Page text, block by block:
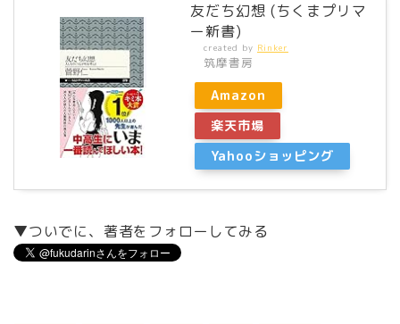
友だち幻想 (ちくまプリマ
ー新書)
created by Rinker
筑摩書房
Amazon
楽天市場
Yahooショッピング
▼ついでに、著者をフォローしてみる